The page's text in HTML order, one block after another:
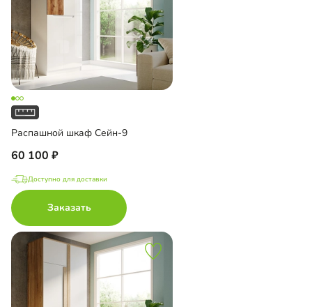
Распашной шкаф Сейн-9
60 100
Доступно для доставки
Заказать